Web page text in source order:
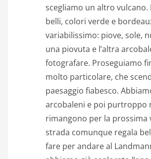
scegliamo un altro vulcano.
belli, colori verde e
variabilissimo: piove, sole,
una piovuta e l’altra
fotografare. Proseguiamo
molto particolare, che
paesaggio fiabesco.
arcobaleni e poi purtroppo
rimangono per la prossima
strada comunque regala
fare per andare al